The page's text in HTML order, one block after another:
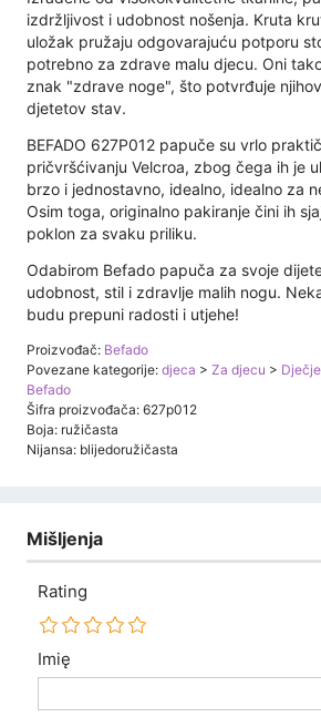
izdržljivost i udobnost nošenja. Kruta
uložak pružaju odgovarajuću potporu
potrebno za zdrave malu djecu. Oni
znak "zdrave noge", što potvrđuje
djetetov stav.
BEFADO 627P012 papuče su vrlo
pričvršćivanju Velcroa, zbog čega ih je
brzo i jednostavno, idealno, idealno za
Osim toga, originalno pakiranje čini ih
poklon za svaku priliku.
Odabirom Befado papuča za svoje
udobnost, stil i zdravlje malih nogu.
budu prepuni radosti i utjehe!
Proizvođač: Befado
Povezane kategorije: djeca > Za djecu >
Befado
Šifra proizvođača: 627p012
Boja: ružičasta
Nijansa: blijedoružičasta
Mišljenja
Rating
Imię